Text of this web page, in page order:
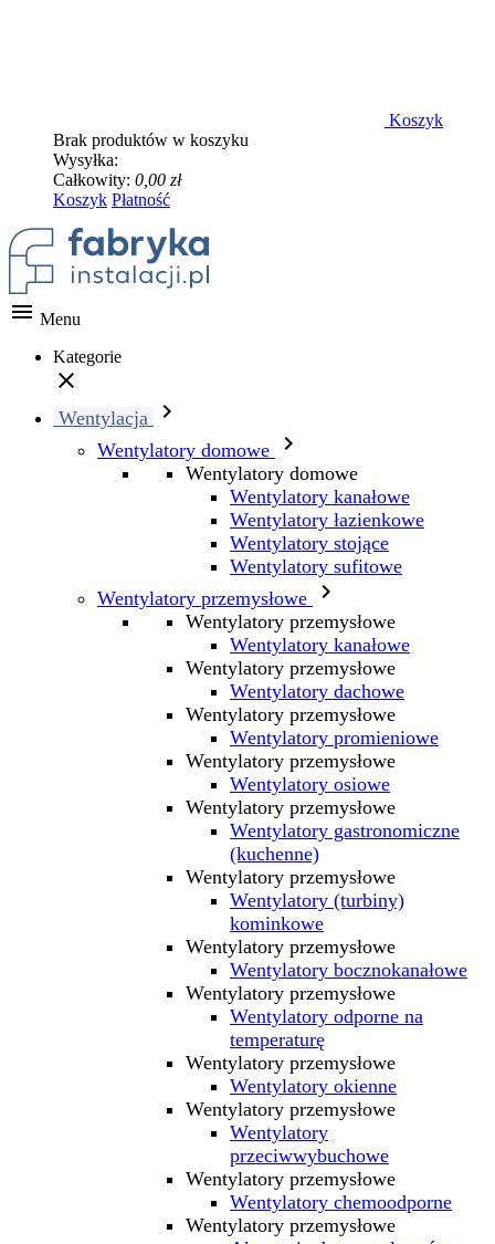
Koszyk
Brak produktów w koszyku
Wysyłka:
Całkowity: 0,00 zł
Koszyk Płatność
 Menu
Kategorie

Wentylacja 
Wentylatory domowe 
Wentylatory domowe
Wentylatory kanałowe
Wentylatory łazienkowe
Wentylatory stojące
Wentylatory sufitowe
Wentylatory przemysłowe

Wentylatory przemysłowe
Wentylatory kanałowe
Wentylatory przemysłowe
Wentylatory dachowe
Wentylatory przemysłowe
Wentylatory promieniowe
Wentylatory przemysłowe
Wentylatory osiowe
Wentylatory przemysłowe
Wentylatory gastronomiczne
(kuchenne)
Wentylatory przemysłowe
Wentylatory (turbiny)
kominkowe
Wentylatory przemysłowe
Wentylatory bocznokanałowe
Wentylatory przemysłowe
Wentylatory odporne na
temperaturę
Wentylatory przemysłowe
Wentylatory okienne
Wentylatory przemysłowe
Wentylatory
przeciwwybuchowe
Wentylatory przemysłowe
Wentylatory chemoodporne
Wentylatory przemysłowe